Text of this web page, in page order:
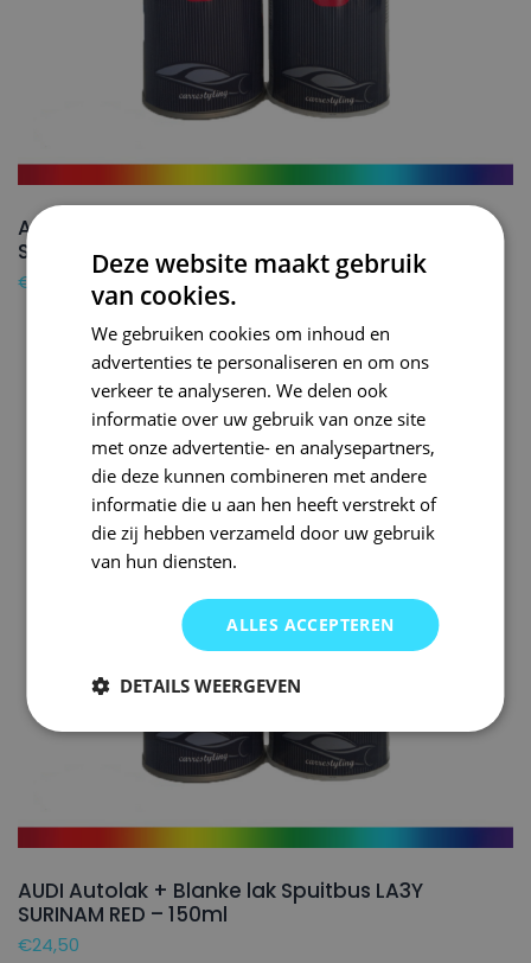
AUDI Autolak + Blanke lak Spuitbus Y9
STRATOSBLAU – 150ml
€
AUDI Autolak + Blanke lak Spuitbus LA3Y
SURINAM RED – 150ml
€24,50
Deze website maakt gebruik
van cookies.
We gebruiken cookies om inhoud en
advertenties te personaliseren en om ons
verkeer te analyseren. We delen ook
informatie over uw gebruik van onze site
met onze advertentie- en analysepartners,
die deze kunnen combineren met andere
informatie die u aan hen heeft verstrekt of
die zij hebben verzameld door uw gebruik
van hun diensten.
ALLES ACCEPTEREN
DETAILS WEERGEVEN